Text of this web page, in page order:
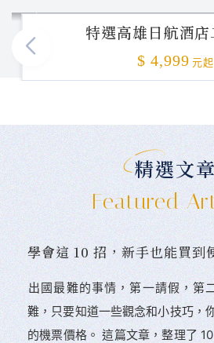
特選高雄日航酒
$ 4,999 元起
精選文章
Featured
學會這 10 招，新手也能買到
出國最難的事情，第一請假，第
難，只要知道一些觀念和小技巧，
的機票價格。 這篇文章，整理了